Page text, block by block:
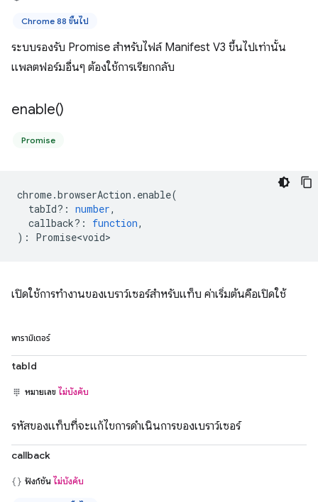
Chrome 88 ขึ้นไป
ระบบรองรับ Promise สำหรับไฟล์ Manifest V3 ขึ้นไปเท่านั้น
แพลตฟอร์มอื่นๆ ต้องใช้การเรียกกลับ
enable()
Promise
chrome.browserAction . enable(
tabId? : number,
callback? : function,
) : Promise<void>
เปิดใช้การทำงานของเบราว์เซอร์สำหรับแท็บ ค่าเริ่มต้นคือเปิดใช้
พารามิเตอร์
tabId
หมายเลข ไม่บังคับ
รหัสของแท็บที่จะแก้ไขการดำเนินการของเบราว์เซอร์
callback
ฟังก์ชัน ไม่บังคับ